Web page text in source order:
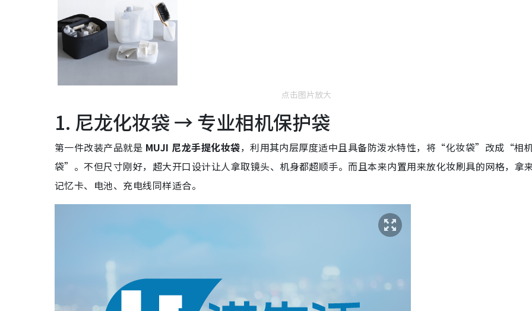
点击图片放大
1. 尼龙化妆袋 → 专业相机保护袋
第一件改装产品就是 MUJI 尼龙手提化妆袋，利用其内层厚度适中且具备防泼水特性，将“化妆袋”改成“相
袋”。不但尺寸刚好，超大开口设计让人拿取镜头、机身都超顺手。而且本来内置用来放化妆刷具的网格，拿
记忆卡、电池、充电线同样适合。